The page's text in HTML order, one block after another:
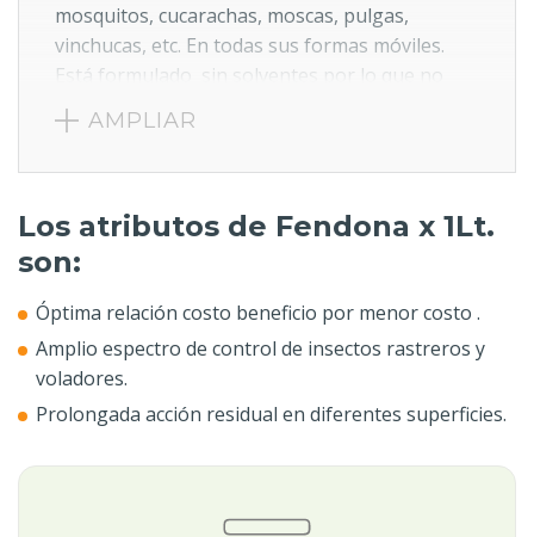
mosquitos, cucarachas, moscas, pulgas,
vinchucas, etc. En todas sus formas móviles.
Está formulado sin solventes por lo que no
posee olor y a las dosis indicadas no mancha.
Posee muy buena adherencia a todo tipo de
bien el lavado por lluvias. En condiciones
normales de campo la residualidad puede
AMPLIAR
Los atributos de Fendona x 1Lt.
son:
Óptima relación costo beneficio por menor costo .
Amplio espectro de control de insectos rastreros y
voladores.
Prolongada acción residual en diferentes superficies.